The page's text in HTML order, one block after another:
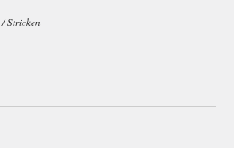
/Stricken